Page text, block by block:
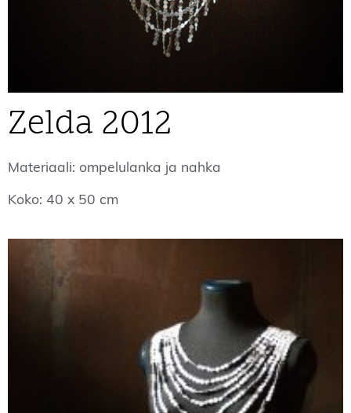
Zelda 2012
Materiaali: ompelulanka ja nahka
Koko: 40 x 50 cm